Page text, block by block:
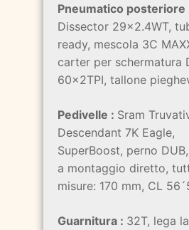
Pneumatico posteriore
Dissector 29x2.4WT,
ready, mescola 3C
carter per schermatura
60x2TPI, tallone
Pedivelle : Sram
Descendant 7K Eagle,
SuperBoost, perno
a montaggio diretto,
misure: 170 mm, CL
Guarnitura : 32T, lega